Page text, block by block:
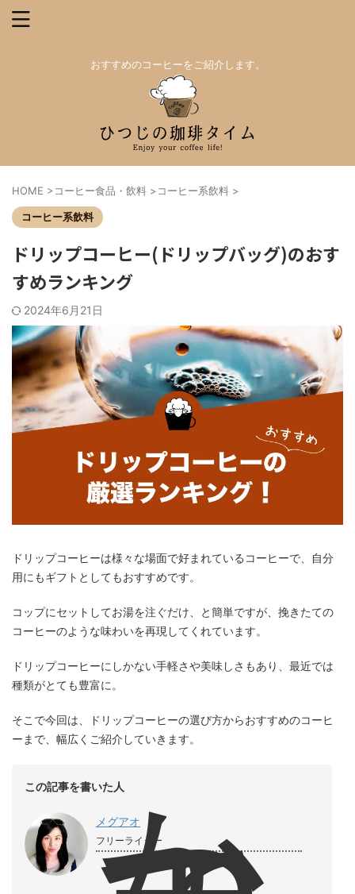
おすすめのコーヒーをご紹介します。
HOME >コーヒー食品・飲料 >コーヒー系飲料 >
コーヒー系飲料
ドリップコーヒー(ドリップバッグ)のおす
すめランキング
2024年6月21日
ドリップコーヒーは様々な場面で好まれているコーヒーで、自分
用にもギフトとしてもおすすめです。
コップにセットしてお湯を注ぐだけ、と簡単ですが、挽きたての
コーヒーのような味わいを再現してくれています。
ドリップコーヒーにしかない手軽さや美味しさもあり、最近では
種類がとても豊富に。
そこで今回は、ドリップコーヒーの選び方からおすすめのコーヒ
ーまで、幅広くご紹介していきます。
この記事を書いた人
メグアオ
フリーライター